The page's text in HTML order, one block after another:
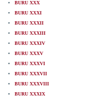
BURU XXX
BURU XXXI
BURU XXXII
BURU XXXIII
BURU XXXIV
BURU XXXV
BURU XXXVI
BURU XXXVII
BURU XXXVIII
BURU XXXIX